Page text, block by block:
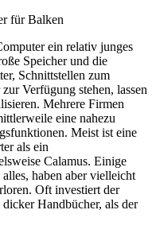
für Balken
ein relativ junges
Speicher und die
Schnittstellen zum
Verfügung stehen, lassen
Mehrere Firmen
eine nahezu
Meist ist eine
als ein
Calamus. Einige
haben aber vielleicht
Oft investiert der
Handbücher, als der